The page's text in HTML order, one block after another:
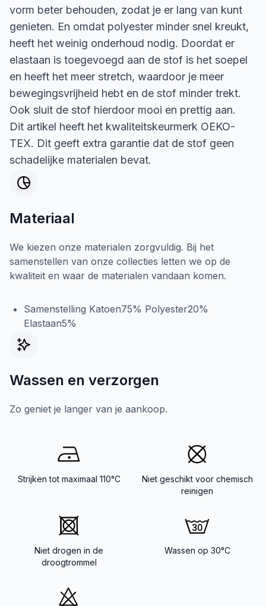
vorm beter behouden, zodat je er lang van kunt
genieten. En omdat polyester minder snel kreukt,
heeft het weinig onderhoud nodig. Doordat er
elastaan is toegevoegd aan de stof is het soepel
en heeft het meer stretch, waardoor je meer
bewegingsvrijheid hebt en de stof minder trekt.
Ook sluit de stof hierdoor mooi en prettig aan.
Dit artikel heeft het kwaliteitskeurmerk OEKO-
TEX. Dit geeft extra garantie dat de stof geen
schadelijke materialen bevat.
Materiaal
We kiezen onze materialen zorgvuldig. Bij het
samenstellen van onze collecties letten we op de
kwaliteit en waar de materialen vandaan komen.
Samenstelling Katoen75% Polyester20%
Elastaan5%
Wassen en verzorgen
Zo geniet je langer van je aankoop.
Strijken tot maximaal 110°C
Niet geschikt voor chemisch
reinigen
Niet drogen in de
droogtrommel
Wassen op 30°C